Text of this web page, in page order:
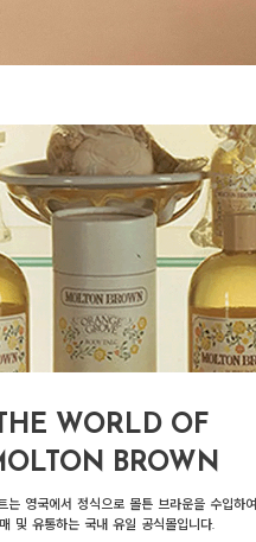
THE WORLD OF
BROWN
는 영국에서 정식으로 몰튼 브라운을 수입하여
및 유통하는 국내 유일 공식몰입니다.